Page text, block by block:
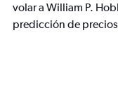
volar a William P.
predicción de